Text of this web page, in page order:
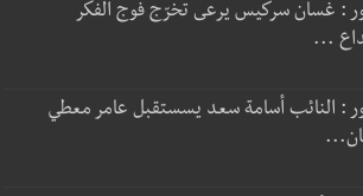
: غسان سركيس يرعى تخرّج فوج الفكر
...
: النائب أسامة سعد يسستقبل عامر معطي